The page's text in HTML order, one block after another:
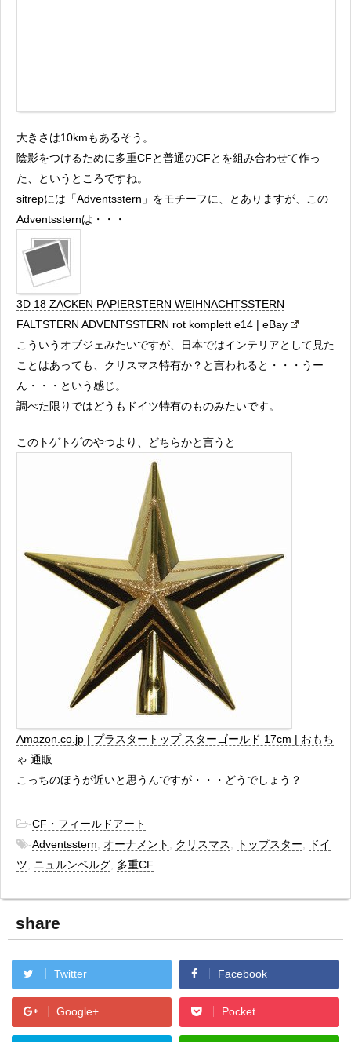
大きさは10kmもあるそう。
陰影をつけるために多重CFと普通のCFとを組み合わせて作っ
た、というところですね。
sitrepには「Adventsstern」をモチーフに、とありますが、この
Adventssternは・・・
3D 18 ZACKEN PAPIERSTERN WEIHNACHTSSTERN
FALTSTERN ADVENTSSTERN rot komplett e14 | eBay
こういうオブジェみたいですが、日本ではインテリアとして見た
ことはあっても、クリスマス特有か？と言われると・・・うー
ん・・・という感じ。
調べた限りではどうもドイツ特有のものみたいです。
このトゲトゲのやつより、どちらかと言うと
Amazon.co.jp | プラスタートップ スターゴールド 17cm | おもち
ゃ 通販
こっちのほうが近いと思うんですが・・・どうでしょう？
-CF・フィールドアート
-Adventsstern オーナメント クリスマス トップスター
ドイ
ツ
ニュルンベルグ 多重CF
share
Twitter Facebook
Google+ Pocket